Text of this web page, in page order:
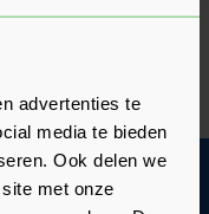
advertenties te
media te bieden
Ook delen we
met onze